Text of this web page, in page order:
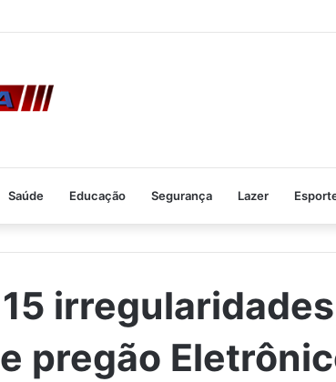
Saúde Educação Segurança Lazer
pregão